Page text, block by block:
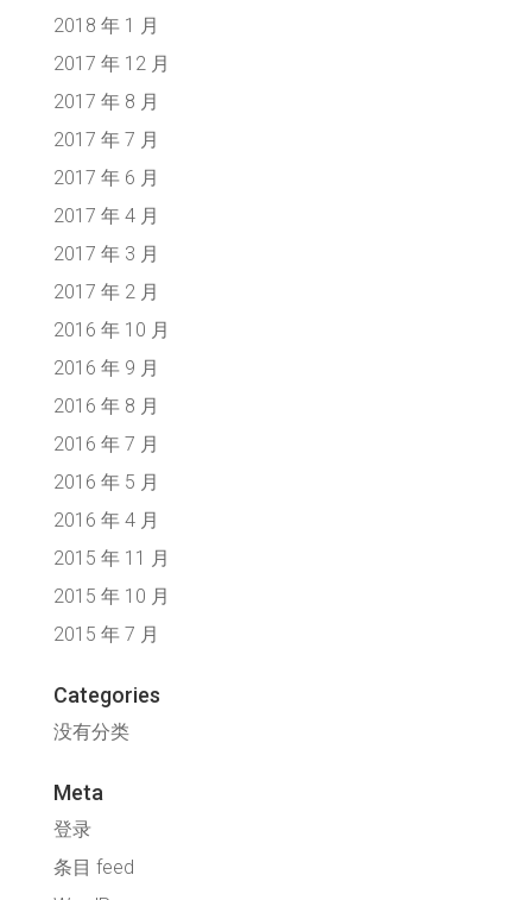
2018 年 1 月
2017 年 12 月
2017 年 8 月
2017 年 7 月
2017 年 6 月
2017 年 4 月
2017 年 3 月
2017 年 2 月
2016 年 10 月
2016 年 9 月
2016 年 8 月
2016 年 7 月
2016 年 5 月
2016 年 4 月
2015 年 11 月
2015 年 10 月
2015 年 7 月
Categories
没有分类
Meta
登录
条目 feed